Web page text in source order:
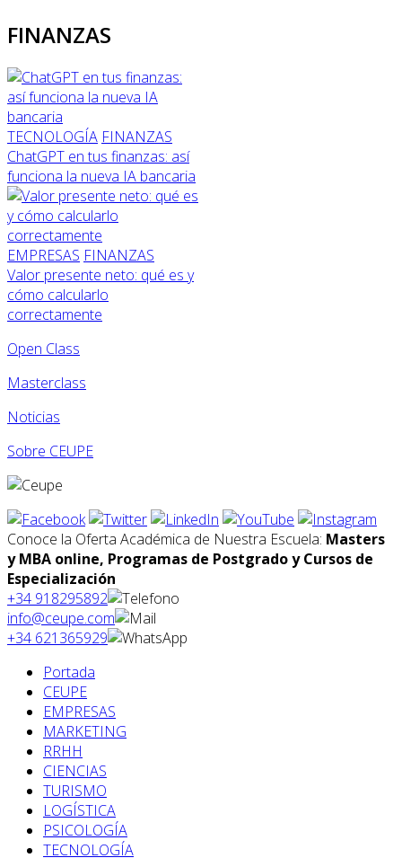
FINANZAS
TECNOLOGÍA FINANZAS
ChatGPT en tus finanzas: así
funciona la nueva IA bancaria
EMPRESAS FINANZAS
Valor presente neto: qué es y
cómo calcularlo
correctamente
Open Class
Masterclass
Noticias
Sobre CEUPE
Conoce la Oferta Académica de Nuestra Escuela: Masters
y MBA online, Programas de Postgrado y Cursos de
Especialización
+34 918295892
info@ceupe.com
+34 621365929
Portada
CEUPE
EMPRESAS
MARKETING
RRHH
CIENCIAS
TURISMO
LOGÍSTICA
PSICOLOGÍA
TECNOLOGÍA